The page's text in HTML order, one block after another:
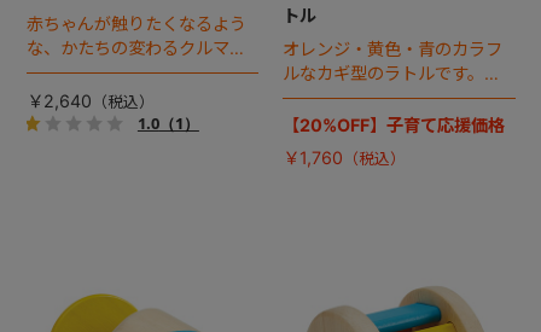
赤ちゃんが触りたくなるよう
な、かたちの変わるクルマで
す。カラフルな車体はやわら
かくかたちを変え、上から押
しても走り出します。
￥2,640
1.0（1）
トル
オレンジ・黄色・青のカラフ
ルなカギ型のラトルです。輪
になっているので握りやす
く、振るとじゃらじゃらとに
【20%OFF】子育て応援価格
￥1,760